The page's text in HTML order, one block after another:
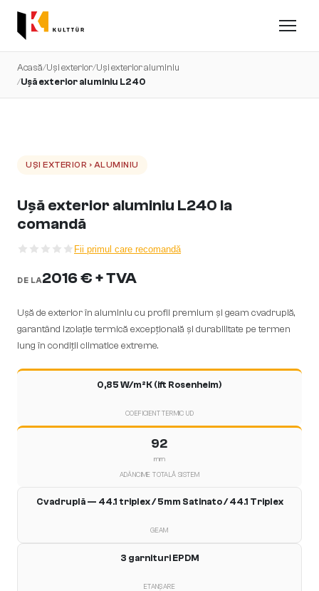
Acasă/Uși exterior/Uși exterior aluminiu
/Ușă exterior aluminiu L240
UȘI EXTERIOR › ALUMINIU
Ușă exterior aluminiu L240 la
comandă
Fii primul care recomandă
DE LA2016 € + TVA
Ușă de exterior în aluminiu cu profil premium și geam cvadruplă,
garantând izolație termică excepțională și durabilitate pe termen
lung în condiții climatice extreme.
0,85 W/m²K (ift Rosenheim)
COEFICIENT TERMIC UD
92
mm
ADÂNCIME TOTALĂ SISTEM
Cvadruplă — 44.1 triplex / 5mm Satinato / 44.1 Triplex
GEAM
3 garnituri EPDM
ETANȘARE